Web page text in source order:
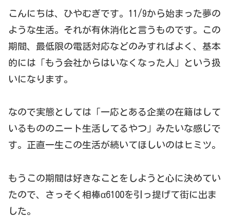
こんにちは、ひやむぎです。11/9から始まった夢の
ような生活。それが有休消化と言うものです。この
期間、最低限の電話対応などのみすればよく、基本
的には「もう会社からはいなくなった人」という扱
いになります。
なので実態としては「一応とある企業の在籍はして
いるもののニート生活してるやつ」みたいな感じで
す。正直一生この生活が続いてほしいのはヒミツ。
もうこの期間は好きなことをしようと心に決めてい
たので、さっそく相棒α6100を引っ提げて街に出ま
した。